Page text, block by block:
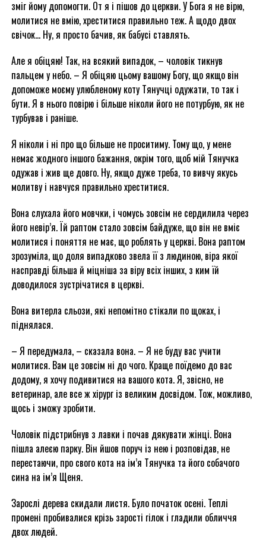
зміг йому допомогти. От я і пішов до церкви. У Бога я не вірю,
молитися не вмію, хреститися правильно теж. А щодо двох
свічок… Ну, я просто бачив, як бабусі ставлять.
Але я обіцяю! Так, на всякий випадок, – чоловік тикнув
пальцем у небо. – Я обіцяю цьому вашому Богу, що якщо він
допоможе моєму улюбленому коту Тянучці одужати, то так і
бути. Я в нього повірю і більше ніколи його не потурбую, як не
турбував і раніше.
Я ніколи і ні про що більше не проситиму. Тому що, у мене
немає жодного іншого бажання, окрім того, щоб мій Тянучка
одужав і жив ще довго. Ну, якщо дуже треба, то вивчу якусь
молитву і навчуся правильно хреститися.
Вона слухала його мовчки, і чомусь зовсім не сердилила через
його невір’я. Їй раптом стало зовсім байдуже, що він не вміє
молитися і поняття не має, що роблять у церкві. Вона раптом
зрозуміла, що доля випадково звела її з людиною, віра якої
насправді більша й міцніша за віру всіх інших, з ким їй
доводилося зустрічатися в церкві.
Вона витерла сльози, які непомітно стікали по щоках, і
піднялася.
– Я передумала, – сказала вона. – Я не буду вас учити
молитися. Вам це зовсім ні до чого. Краще поїдемо до вас
додому, я хочу подивитися на вашого кота. Я, звісно, не
ветеринар, але все ж хірург із великим досвідом. Тож, можливо,
щось і зможу зробити.
Чоловік підстрибнув з лавки і почав дякувати жінці. Вона
пішла алеєю парку. Він йшов поруч із нею і розповідав, не
перестаючи, про свого кота на ім’я Тянучка та його собачого
сина на ім’я Щеня.
Зарослі дерева скидали листя. Було початок осені. Теплі
промені пробивалися крізь зарості гілок і гладили обличчя
двох людей.